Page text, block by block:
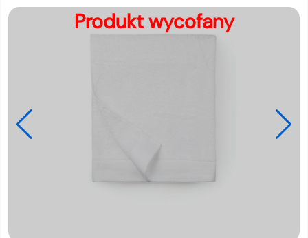
Produkt wycofany